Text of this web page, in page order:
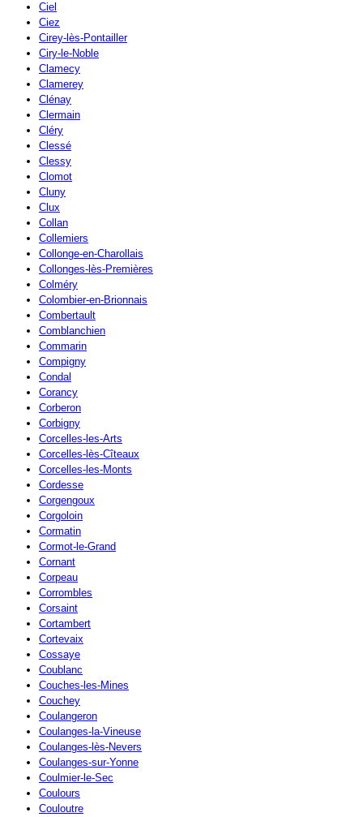
Ciel
Ciez
Cirey-lès-Pontailler
Ciry-le-Noble
Clamecy
Clamerey
Clénay
Clermain
Cléry
Clessé
Clessy
Clomot
Cluny
Clux
Collan
Collemiers
Collonge-en-Charollais
Collonges-lès-Premières
Colméry
Colombier-en-Brionnais
Combertault
Comblanchien
Commarin
Compigny
Condal
Corancy
Corberon
Corbigny
Corcelles-les-Arts
Corcelles-lès-Cîteaux
Corcelles-les-Monts
Cordesse
Corgengoux
Corgoloin
Cormatin
Cormot-le-Grand
Cornant
Corpeau
Corrombles
Corsaint
Cortambert
Cortevaix
Cossaye
Coublanc
Couches-les-Mines
Couchey
Coulangeron
Coulanges-la-Vineuse
Coulanges-lès-Nevers
Coulanges-sur-Yonne
Coulmier-le-Sec
Coulours
Couloutre